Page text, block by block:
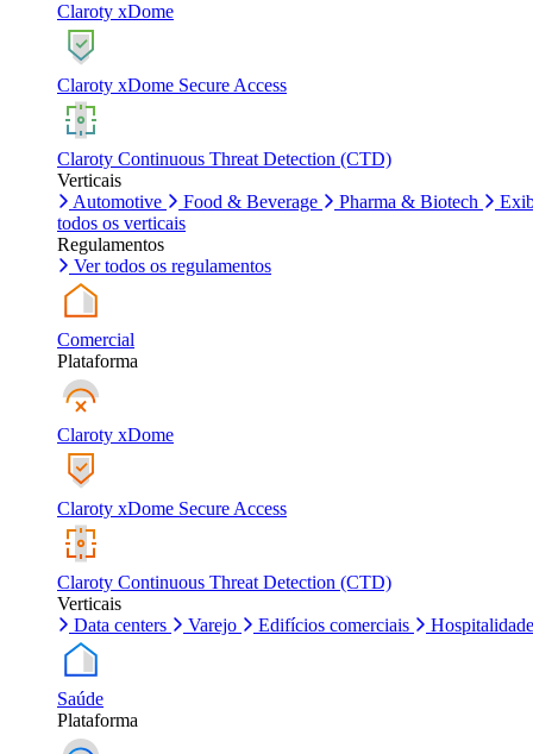
Claroty xDome
Claroty xDome Secure Access
Claroty Continuous Threat Detection (CTD)
Verticais
Automotive
Food & Beverage Pharma & Biotech
todos os verticais
Regulamentos
Ver todos os regulamentos
Comercial
Plataforma
Claroty xDome
Claroty xDome Secure Access
Claroty Continuous Threat Detection (CTD)
Verticais
Data centers
Varejo Edifícios comerciais Hospitalidade
Saúde
Plataforma